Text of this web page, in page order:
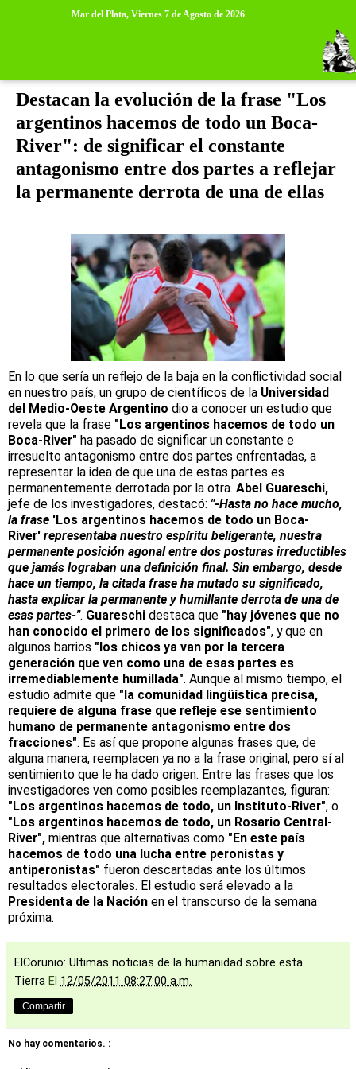
Mar del Plata, Viernes 7 de Agosto de 2026
Destacan la evolución de la frase "Los
argentinos hacemos de todo un Boca-
River": de significar el constante
antagonismo entre dos partes a reflejar
la permanente derrota de una de ellas
En lo que sería un reflejo de la baja en la conflictividad social
en nuestro país, un grupo de científicos de la Universidad
del Medio-Oeste Argentino dio a conocer un estudio que
revela que la frase "Los argentinos hacemos de todo un
Boca-River" ha pasado de significar un constante e
irresuelto antagonismo entre dos partes enfrentadas, a
representar la idea de que una de estas partes es
permanentemente derrotada por la otra. Abel Guareschi,
jefe de los investigadores, destacó: "-Hasta no hace mucho,
la frase 'Los argentinos hacemos de todo un Boca-
River' representaba nuestro espíritu beligerante, nuestra
permanente posición agonal entre dos posturas irreductibles
que jamás lograban una definición final. Sin embargo, desde
hace un tiempo, la citada frase ha mutado su significado,
hasta explicar la permanente y humillante derrota de una de
esas partes-". Guareschi destaca que "hay jóvenes que no
han conocido el primero de los significados", y que en
algunos barrios "los chicos ya van por la tercera
generación que ven como una de esas partes es
irremediablemente humillada". Aunque al mismo tiempo, el
estudio admite que "la comunidad lingüística precisa,
requiere de alguna frase que refleje ese sentimiento
humano de permanente antagonismo entre dos
fracciones". Es así que propone algunas frases que, de
alguna manera, reemplacen ya no a la frase original, pero sí al
sentimiento que le ha dado origen. Entre las frases que los
investigadores ven como posibles reemplazantes, figuran:
"Los argentinos hacemos de todo, un Instituto-River", o
"Los argentinos hacemos de todo, un Rosario Central-
River", mientras que alternativas como "En este país
hacemos de todo una lucha entre peronistas y
antiperonistas" fueron descartadas ante los últimos
resultados electorales. El estudio será elevado a la
Presidenta de la Nación en el transcurso de la semana
próxima.
ElCorunio: Ultimas noticias de la humanidad sobre esta
Tierra El 12/05/2011 08:27:00 a.m.
Compartir
No hay comentarios. :